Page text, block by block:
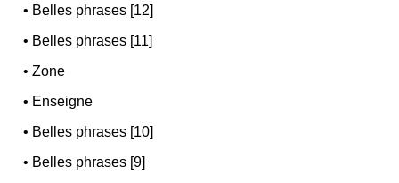
• Belles phrases [12]
• Belles phrases [11]
•Zone
• Enseigne
• Belles phrases [10]
• Belles phrases [9]